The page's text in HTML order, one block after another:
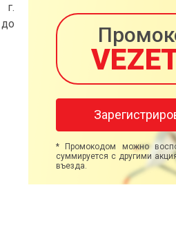
г.
* Промокодом можно
суммируется с другими
въезда.